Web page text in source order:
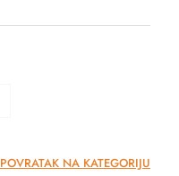
POVRATAK NA KATEGORIJU